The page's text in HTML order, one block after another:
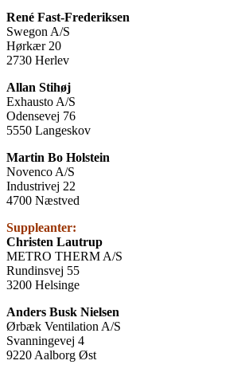
René Fast-Frederiksen
Swegon A/S
Hørkær 20
2730 Herlev
Allan Stihøj
Exhausto A/S
Odensevej 76
5550 Langeskov
Martin Bo Holstein
Novenco A/S
Industrivej 22
4700 Næstved
Suppleanter:
Christen Lautrup
METRO THERM A/S
Rundinsvej 55
3200 Helsinge
Anders Busk Nielsen
Ørbæk Ventilation A/S
Svanningevej 4
9220 Aalborg Øst